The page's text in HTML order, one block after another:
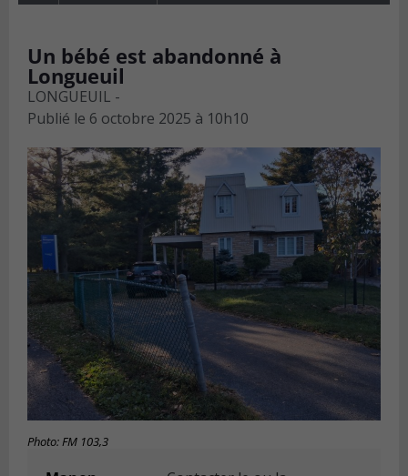
Un bébé est abandonné à
Longueuil
LONGUEUIL -
Publié le 6 octobre 2025 à 10h10
Photo: FM 103,3